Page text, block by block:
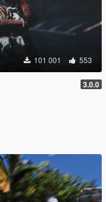
101 001 553
3.0.0